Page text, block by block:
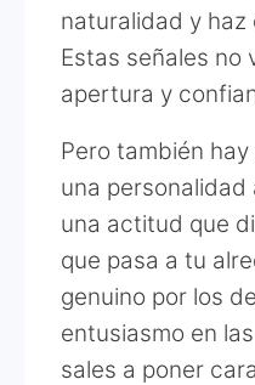
naturalidad y
Estas señales no
apertura y
Pero también
una
una actitud que
que pasa a tu
genuino por los
entusiasmo en
sales a poner